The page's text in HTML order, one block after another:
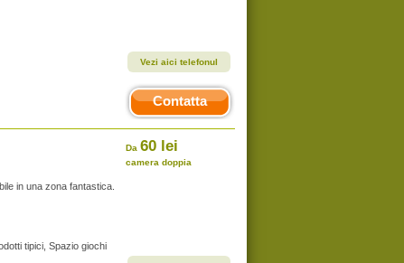
Vezi aici telefonul
Contatta
in una zona fantastica.
tipici, Spazio giochi
Da 60 lei
camera doppia